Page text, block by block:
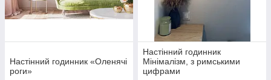
Настінний годинник «Оленячі
роги»
Настінний годинник
Мінімалізм, з римськими
цифрами